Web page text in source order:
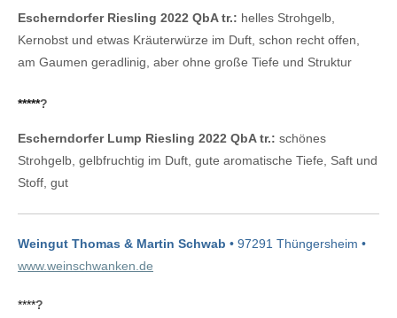
Escherndorfer Riesling 2022 QbA tr.: helles Strohgelb,
Kernobst und etwas Kräuterwürze im Duft, schon recht offen,
am Gaumen geradlinig, aber ohne große Tiefe und Struktur
*****?
Escherndorfer Lump Riesling 2022 QbA tr.: schönes
Strohgelb, gelbfruchtig im Duft, gute aromatische Tiefe, Saft und
Stoff, gut
Weingut Thomas & Martin Schwab • 97291 Thüngersheim •
www.weinschwanken.de
****?